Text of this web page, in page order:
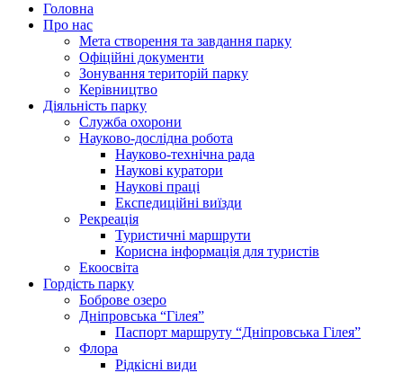
Головна
Про нас
Мета створення та завдання парку
Офіційні документи
Зонування територій парку
Керівництво
Діяльність парку
Служба охорони
Науково-дослідна робота
Науково-технічна рада
Наукові куратори
Наукові праці
Експедиційні виїзди
Рекреація
Туристичні маршрути
Корисна інформація для туристів
Екоосвіта
Гордість парку
Боброве озеро
Дніпровська “Гілея”
Паспорт маршруту “Дніпровська Гілея”
Флора
Рідкісні види